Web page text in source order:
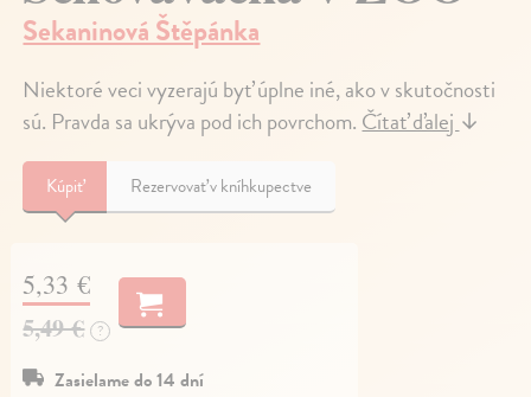
Sekaninová Štěpánka
Niektoré veci vyzerajú byť úplne iné, ako v skutočnosti
sú. Pravda sa ukrýva pod ich povrchom.Čítať ďalej↓
Kúpiť Rezervovať v kníhkupectve
5,33 €
5,49 €
?
Zasielame do 14 dní